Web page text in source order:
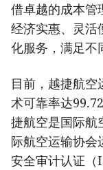
借卓越的成本管
经济实惠、灵活
化服务，满足不
目前，越捷航
术可靠率达
捷航空是国际航
际航空运输协会
安全审计认证（